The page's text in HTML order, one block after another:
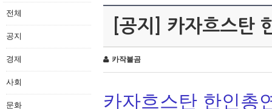
전체
공지
경제
사회
문화
[공지] 카자흐스탄
카작불곰
카자흐스탄 한인총